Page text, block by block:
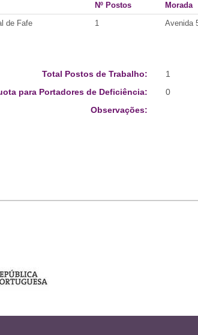
Nº Postos Morada
de Fafe
1 Avenida
Total Postos de Trabalho:
1
para Portadores de Deficiência:
0
Observações: